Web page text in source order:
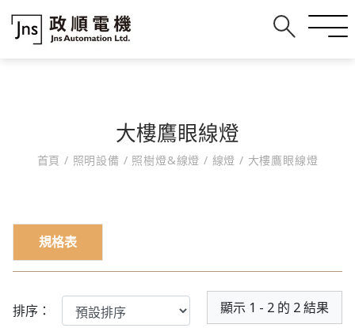
大樓鷹眼線燈
首頁/ 照明設備 / 照樹燈&線燈 / 線燈 / 大樓鷹眼線燈
規格表
排序： 顯示 1 - 2 的 2 結果